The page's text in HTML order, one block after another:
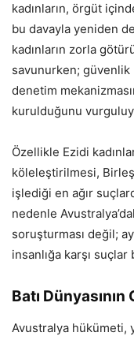
kadınların, örgüt
bu davayla yeniden
kadınların zorla
savunurken; güvenlik
denetim
kurulduğunu
Özellikle Ezidi
köleleştirilmesi,
işlediği en ağır
nedenle
soruşturması değil;
insanlığa karşı
Batı
Avustralya hükümeti,